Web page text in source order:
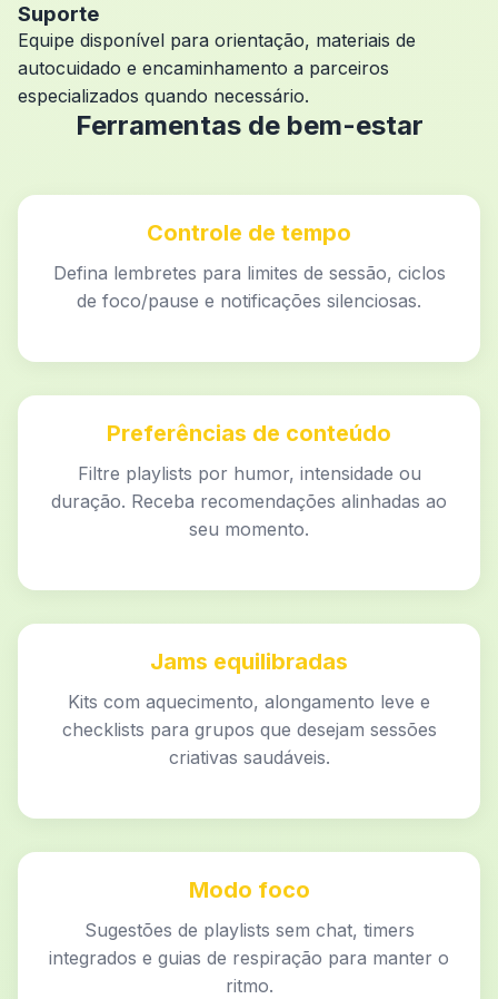
Suporte
Equipe disponível para orientação, materiais de
autocuidado e encaminhamento a parceiros
especializados quando necessário.
Ferramentas de bem-estar
Controle de tempo
Defina lembretes para limites de sessão, ciclos
de foco/pause e notificações silenciosas.
Preferências de conteúdo
Filtre playlists por humor, intensidade ou
duração. Receba recomendações alinhadas ao
seu momento.
Jams equilibradas
Kits com aquecimento, alongamento leve e
checklists para grupos que desejam sessões
criativas saudáveis.
Modo foco
Sugestões de playlists sem chat, timers
integrados e guias de respiração para manter o
ritmo.